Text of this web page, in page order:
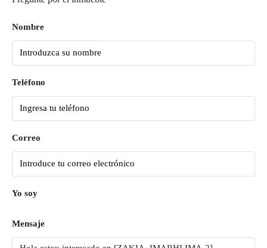
Nombre
Teléfono
Correo
Yo soy
Mensaje